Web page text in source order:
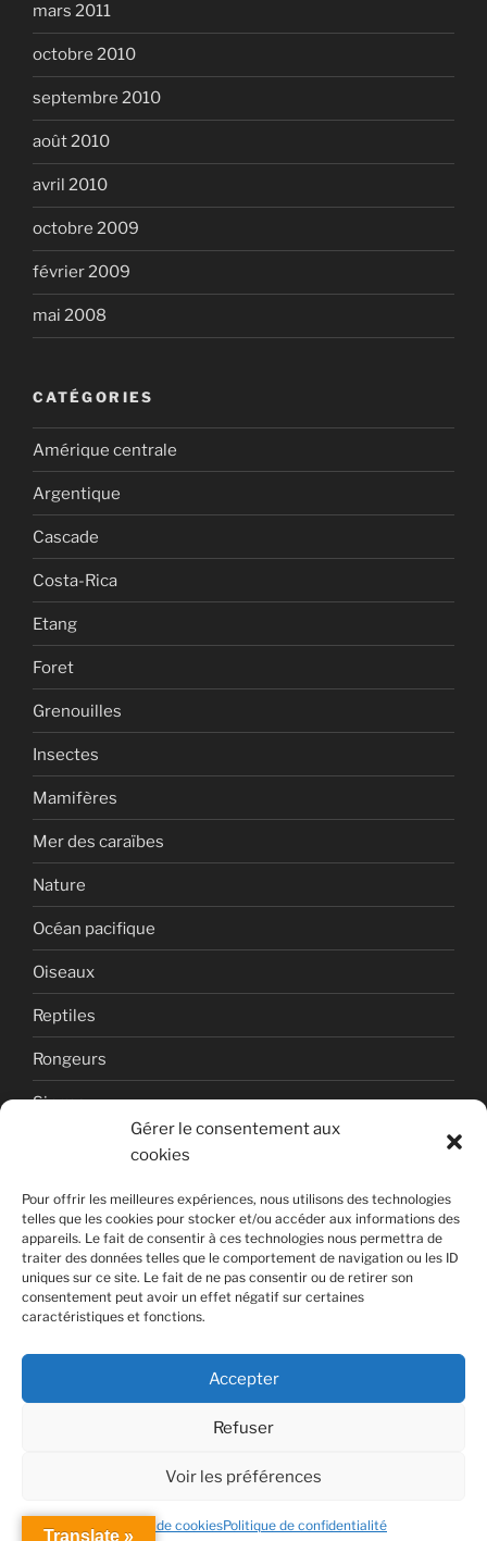
Gérer le consentement aux
cookies
Pour offrir les meilleures expériences, nous utilisons des technologies
telles que les cookies pour stocker et/ou accéder aux informations des
appareils. Le fait de consentir à ces technologies nous permettra de
traiter des données telles que le comportement de navigation ou les ID
uniques sur ce site. Le fait de ne pas consentir ou de retirer son
consentement peut avoir un effet négatif sur certaines
caractéristiques et fonctions.
Accepter
Refuser
Voir les préférences
Politique de cookiesPolitique de confidentialité
mars 2011
octobre 2010
septembre 2010
août 2010
avril 2010
octobre 2009
février 2009
mai 2008
CATÉGORIES
Amérique centrale
Argentique
Cascade
Costa-Rica
Etang
Foret
Grenouilles
Insectes
Mamifères
Mer des caraïbes
Nature
Océan pacifique
Oiseaux
Reptiles
Rongeurs
Singes
Volcan
WordPress Themeby sumowp.com
Translate »